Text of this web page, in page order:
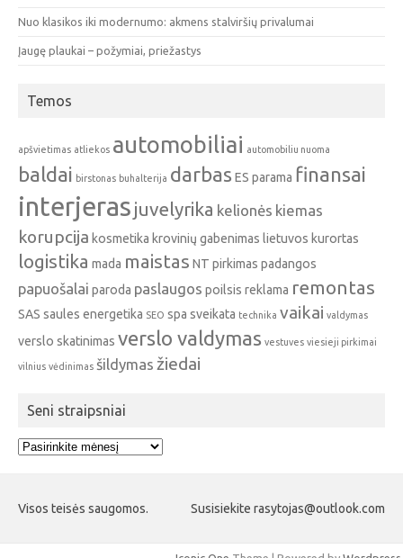
Nuo klasikos iki modernumo: akmens stalviršių privalumai
Įaugę plaukai – požymiai, priežastys
Temos
apšvietimas atliekos automobiliai automobiliu nuoma
baldai birstonas buhalterija darbas ES parama finansai
interjeras juvelyrika kelionės kiemas
korupcija kosmetika krovinių gabenimas lietuvos kurortas
logistika mada maistas NT pirkimas padangos
papuošalai paroda paslaugos poilsis reklama remontas
SAS saules energetika SEO spa sveikata technika vaikai valdymas
verslo skatinimas verslo valdymas vestuves viesieji pirkimai
vilnius vėdinimas šildymas žiedai
Seni straipsniai
Seni
Visos teisės saugomos. Susisiekite rasytojas@outlook.com